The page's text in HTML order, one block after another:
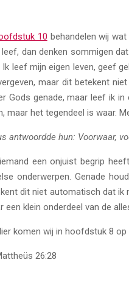
10 behandelen wij
leef, dan denken sommigen
Ik leef mijn eigen leven, geef
maar dit betekent
Gods genade, maar leef ik
maar het tegendeel is waar.
antwoordde hun: Voorwaar,
een onjuist begrip
onderwerpen. Genade
dit niet automatisch dat ik
een klein onderdeel van de
komen wij in hoofdstuk 8 op
26:28